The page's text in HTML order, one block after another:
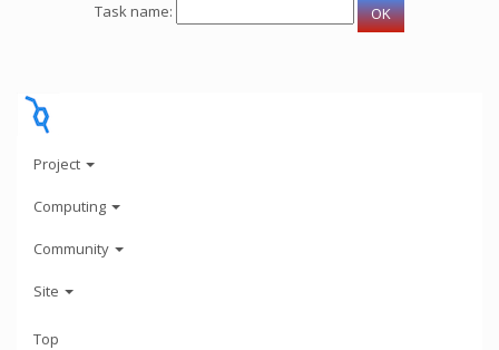
Task name:
Project
Computing
Community
Site
Top